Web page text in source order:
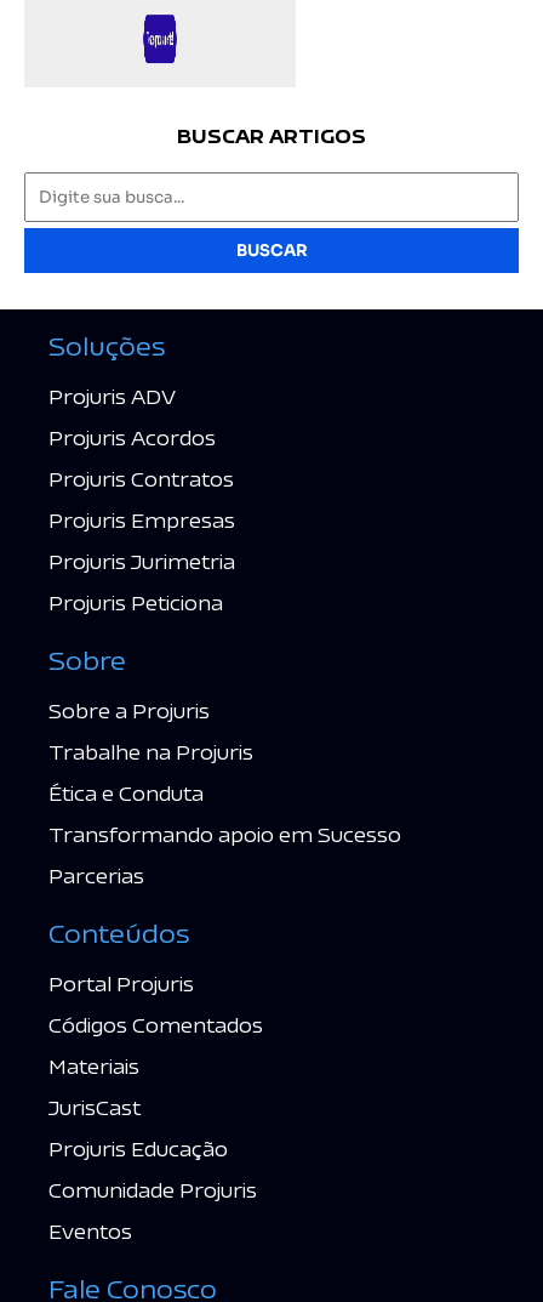
BUSCAR ARTIGOS
BUSCAR
Soluções
Projuris ADV
Projuris Acordos
Projuris Contratos
Projuris Empresas
Projuris Jurimetria
Projuris Peticiona
Sobre
Sobre a Projuris
Trabalhe na Projuris
Ética e Conduta
Transformando apoio em Sucesso
Parcerias
Conteúdos
Portal Projuris
Códigos Comentados
Materiais
JurisCast
Projuris Educação
Comunidade Projuris
Eventos
Fale Conosco